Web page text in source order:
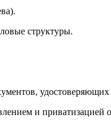
структуры.
и приватизацией